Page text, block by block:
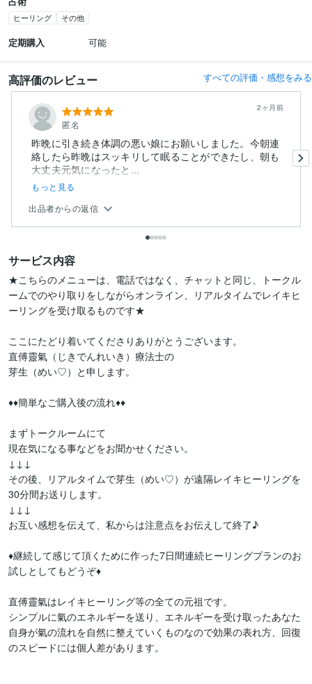
ヒーリング その他
定期購入 可能
高評価のレビュー すべての評価・感想をみる
匿名
2ヶ月前
昨晩に引き続き体調の悪い娘にお願いしました。今朝連
絡したら昨晩はスッキリして眠ることができたし、朝も
大丈夫元気になったと...
もっと見る
出品者からの返信
サービス内容
★こちらのメニューは、電話ではなく、チャットと同じ、トークル
ームでのやり取りをしながらオンライン、リアルタイムでレイキヒ
ーリングを受け取るものです★
ここにたどり着いてくださりありがとうございます。
直傅靈氣（じきでんれいき）療法士の
芽生（めい♡）と申します。
♦♦簡単なご購入後の流れ♦♦
まずトークルームにて
現在気になる事などをお聞かせください。
↓↓↓
その後、リアルタイムで芽生（めい♡）が遠隔レイキヒーリングを
30分間お送りします。
↓↓↓
お互い感想を伝えて、私からは注意点をお伝えして終了♪
♦継続して感じて頂くために作った7日間連続ヒーリングプランのお
試しとしてもどうぞ♦
直傅靈氣はレイキヒーリング等の全ての元祖です。
シンプルに氣のエネルギーを送り、エネルギーを受け取ったあなた
自身が氣の流れを自然に整えていくものなので効果の表れ方、回復
のスピードには個人差があります。